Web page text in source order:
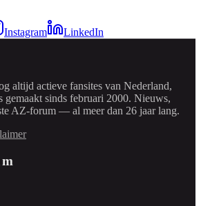
Instagram LinkedIn
altijd actieve fansites van Nederland,
gemaakt sinds februari 2000. Nieuws,
AZ-forum — al meer dan 26 jaar lang.